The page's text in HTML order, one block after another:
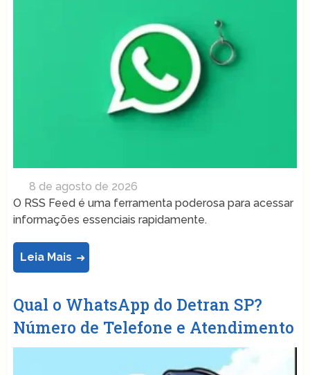
8 de agosto de 2026
O RSS Feed é uma ferramenta poderosa para acessar
informações essenciais rapidamente.
Leia Mais
Qual o WhatsApp do Detran SP?
Número de Telefone e Atendimento